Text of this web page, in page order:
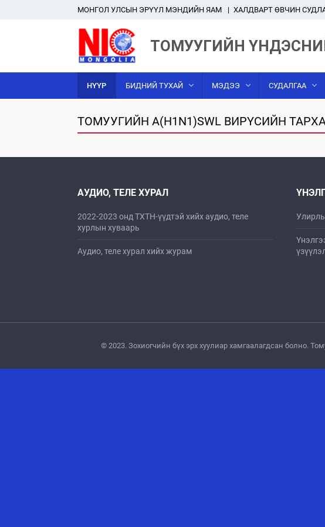
MОНГОЛ УЛСЫН ЭРҮҮЛ МЭНДИЙН ЯАМ ХАЛДВАРТ ӨВЧИН
ТОМУУГИЙН
НҮҮР БИДНИЙ ТУХАЙ МЭДЭЭ СУДАЛГАА
ТОМУУГИЙН A(H1N1)SWL ВИРҮСИЙН
АУДИО, ТЕЛЕ ХУРАЛ
2022-2023 онд ТХТН-үүдтэй хийх аудио, теле
хурлын хуваарь
Аудио, теле хурал хийх журам
© 2023. Зохиогчийн бүх эрх хуулиар хамгаалагдсан болно.